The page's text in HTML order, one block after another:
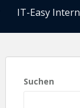
IT-Easy Intern
Suchen